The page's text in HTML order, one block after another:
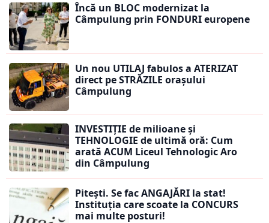
Încă un BLOC modernizat la
Câmpulung prin FONDURI europene
Un nou UTILAJ fabulos a ATERIZAT
direct pe STRĂZILE orașului
Câmpulung
INVESTIȚIE de milioane și
TEHNOLOGIE de ultimă oră: Cum
arată ACUM Liceul Tehnologic Aro
din Câmpulung
Pitești. Se fac ANGAJĂRI la stat!
Instituția care scoate la CONCURS
mai multe posturi!